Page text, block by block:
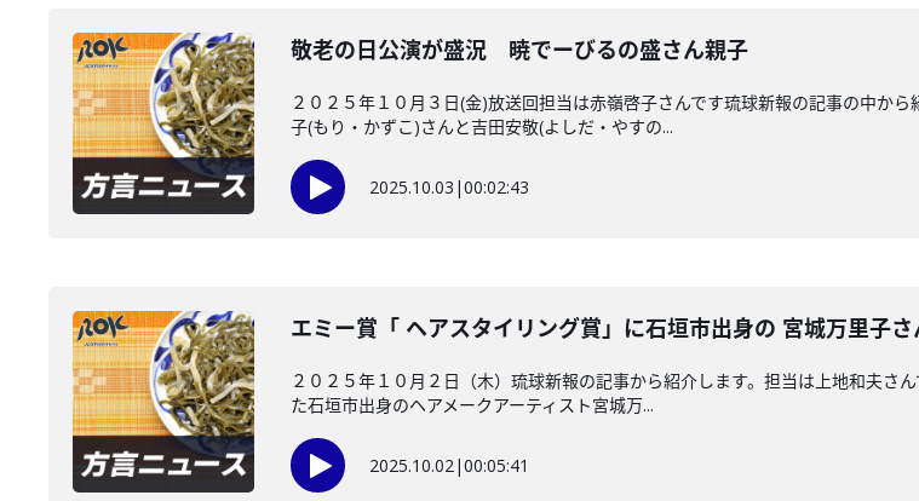
敬老の日公演が盛況 暁でーびるの盛さん親子
２０２５年１０月３日(金)放送回担当は赤嶺啓子さんです琉球新報の記事の中か
子(もり・かずこ)さんと吉田安敬(よしだ・やすの...
2025.10.03 |00:02:43
エミー賞「 ヘアスタイリング賞」に石垣市出身の 宮城万里子さ
２０２５年１０月２日（木）琉球新報の記事から紹介します。担当は上地和夫さ
た石垣市出身のヘアメークアーティスト宮城万...
2025.10.02|00:05:41